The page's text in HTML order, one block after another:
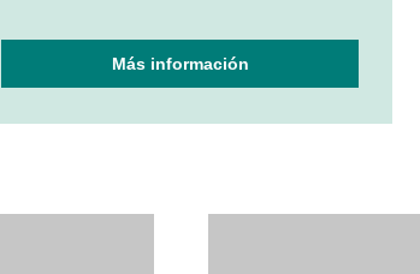
Más información